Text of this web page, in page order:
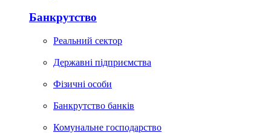
Банкрутство
Реальний сектор
Державні підприємства
Фізичні особи
Банкрутство банків
Комунальне господарство